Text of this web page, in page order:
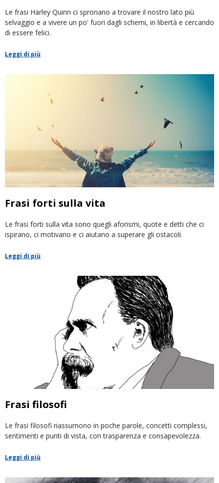
Le frasi Harley Quinn ci spronano a trovare il nostro lato più
selvaggio e a vivere un po' fuori dagli schemi, in libertà e cercando
di essere felici.
Leggi di più
Frasi forti sulla vita
Le frasi forti sulla vita sono quegli aforismi, quote e detti che ci
ispirano, ci motivano e ci aiutano a superare gli ostacoli.
Leggi di più
Frasi filosofi
Le frasi filosofi riassumono in poche parole, concetti complessi,
sentimenti e punti di vista, con trasparenza e consapevolezza.
Leggi di più